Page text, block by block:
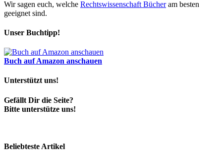
Wir sagen euch, welche Rechtswissenschaft Bücheram besten
geeignet sind.
Unser Buchtipp!
Buch auf Amazon anschauen
Unterstützt uns!
Gefällt Dir die Seite?
Bitte unterstütze uns!
Beliebteste Artikel